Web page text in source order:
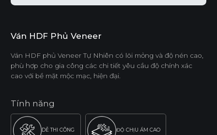
Ván HDF Phủ Veneer
Ván HDF phủ Veneer Tự Nhiên có lõi mỏng và độ nén cao,
phù hợp cho gia công các chi tiết yêu cầu độ chính xác
cao với bề mặt mộc mạc, hiện đại.
Tính năng
DỄ THI CÔNG ĐỘ CHỊU ẨM CAO